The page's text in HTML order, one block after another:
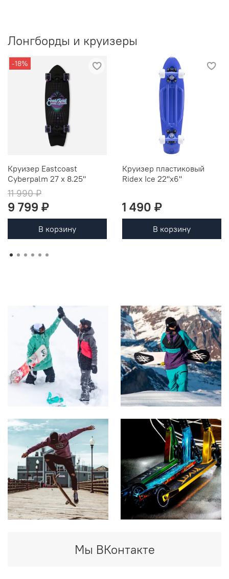
Лонгборды и круизеры
-18%
Круизер Eastcoast
Cyberpalm 27 x 8.25"
11 990 ₽
9 799 ₽
В корзину
Круизер пластиковый
Ridex Ice 22''x6''
1 490 ₽
В корзину
Мы ВКонтакте